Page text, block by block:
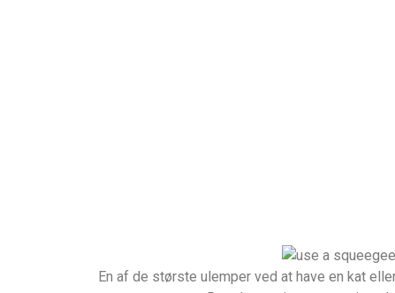
En af de største ulemper ved at have en kat